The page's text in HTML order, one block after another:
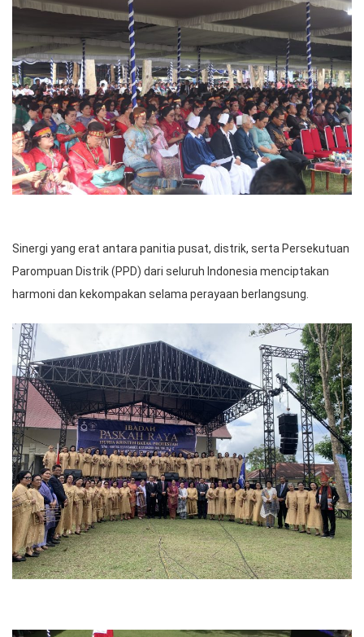
Sinergi yang erat antara panitia pusat, distrik, serta Persekutuan
Parompuan Distrik (PPD) dari seluruh Indonesia menciptakan
harmoni dan kekompakan selama perayaan berlangsung.